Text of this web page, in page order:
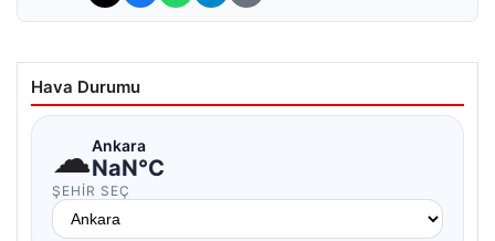
Hava Durumu
☁Ankara
NaN°C
ŞEHIR SEÇ